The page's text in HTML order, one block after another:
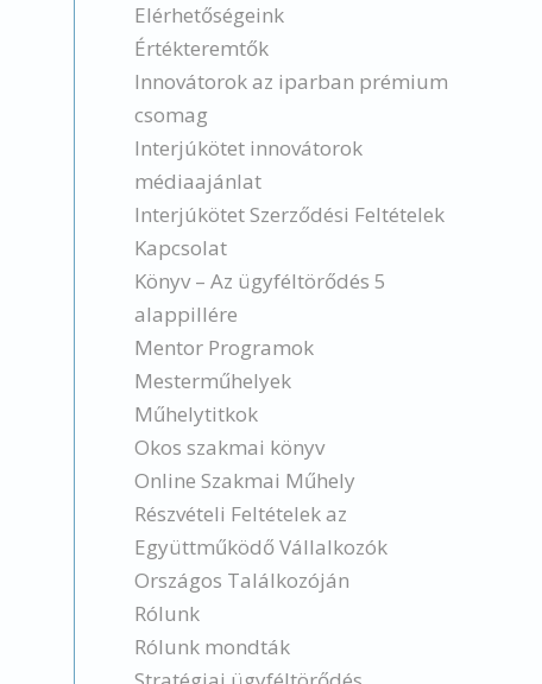
Elérhetőségeink
Értékteremtők
Innovátorok az iparban prémium
csomag
Interjúkötet innovátorok
médiaajánlat
Interjúkötet Szerződési Feltételek
Kapcsolat
Könyv – Az ügyféltörődés 5
alappillére
Mentor Programok
Mesterműhelyek
Műhelytitkok
Okos szakmai könyv
Online Szakmai Műhely
Részvételi Feltételek az
Együttműködő Vállalkozók
Országos Találkozóján
Rólunk
Rólunk mondták